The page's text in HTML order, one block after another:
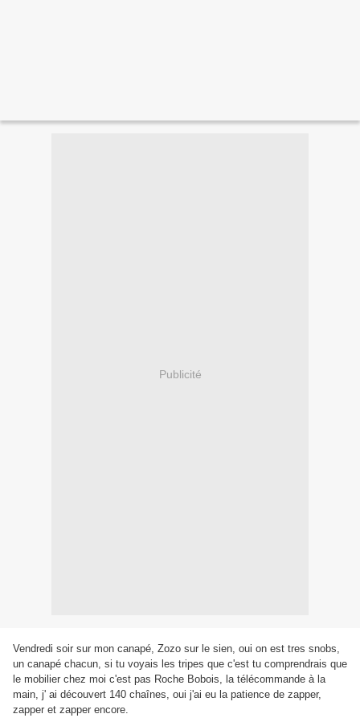
Publicité
Vendredi soir sur mon canapé, Zozo sur le sien, oui on est tres snobs,
un canapé chacun, si tu voyais les tripes que c'est tu comprendrais que
le mobilier chez moi c'est pas Roche Bobois, la télécommande à la
main, j' ai découvert 140 chaînes, oui j'ai eu la patience de zapper,
zapper et zapper encore.